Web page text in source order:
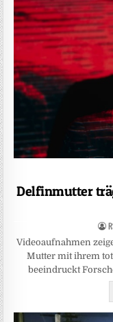
Delfinmutter
Videoaufnahmen
Mutter mit ihrem
beeindruckt